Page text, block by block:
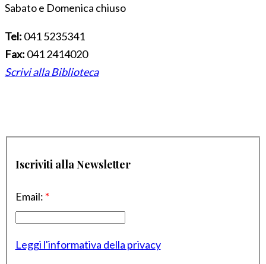
Sabato e Domenica chiuso
Tel: 041 5235341
Fax: 041 2414020
Scrivi alla Biblioteca
Iscriviti alla Newsletter
Email: *
Leggi l'informativa della privacy